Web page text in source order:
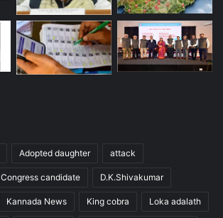
Adopted daughter attack
Congress candidate D.K.Shivakumar
Kannada News King cobra Loka adalath